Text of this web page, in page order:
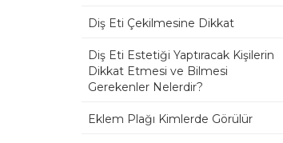
Diş Eti Çekilmesine Dikkat
Diş Eti Estetiği Yaptıracak Kişilerin
Dikkat Etmesi ve Bilmesi
Gerekenler Nelerdir?
Eklem Plağı Kimlerde Görülür